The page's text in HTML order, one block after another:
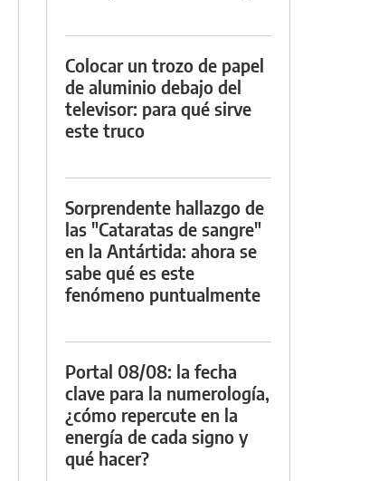
Colocar un trozo de papel
de aluminio debajo del
televisor: para qué sirve
este truco
Sorprendente hallazgo de
las "Cataratas de sangre"
en la Antártida: ahora se
sabe qué es este
fenómeno puntualmente
Portal 08/08: la fecha
clave para la numerología,
¿cómo repercute en la
energía de cada signo y
qué hacer?